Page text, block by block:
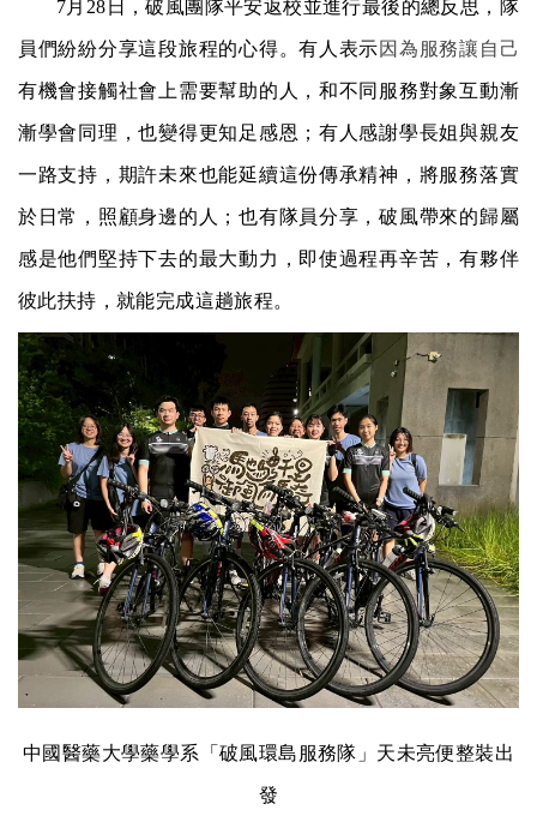
7月28日，破風團隊平安返校並進行最後的總反思，隊
員們紛紛分享這段旅程的心得。有人表示因為服務讓自己
有機會接觸社會上需要幫助的人，和不同服務對象互動漸
漸學會同理，也變得更知足感恩；有人感謝學長姐與親友
一路支持，期許未來也能延續這份傳承精神，將服務落實
於日常，照顧身邊的人；也有隊員分享，破風帶來的歸屬
感是他們堅持下去的最大動力，即使過程再辛苦，有夥伴
彼此扶持，就能完成這趟旅程。
中國醫藥大學藥學系「破風環島服務隊」天未亮便整裝出
發